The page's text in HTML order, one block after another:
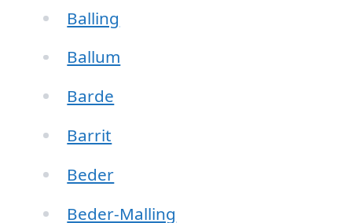
Balling
Ballum
Barde
Barrit
Beder
Beder-Malling